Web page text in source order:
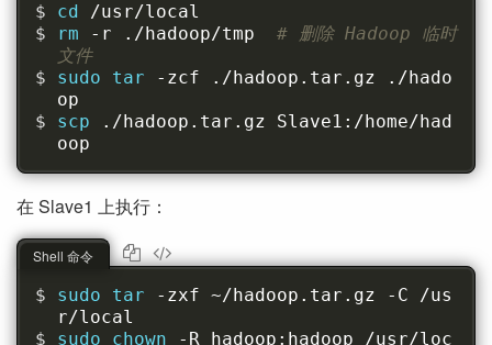
cd /usr/local
rm
-r ./hadoop/tmp # 删除 Hadoop 临时
文件
sudo tar
-zcf ./hadoop.tar.gz ./hado
op
scp
./hadoop.tar.gz Slave1:/home/had
oop
在 Slave1 上执行：
sudo tar
-zxf ~/hadoop.tar.gz -C /us
r/local
sudo chown
-R hadoop:hadoop /usr/loc
Shell 命令